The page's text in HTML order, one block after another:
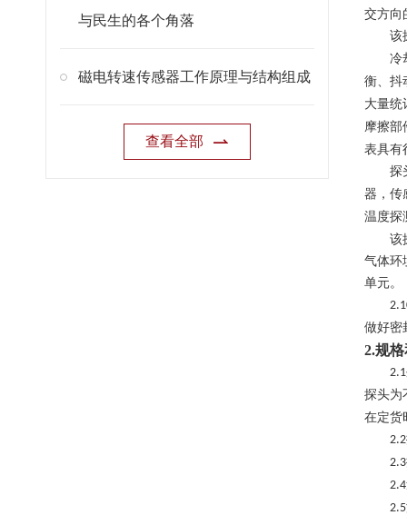
与民生的各个角落
磁电转速传感器工作原理与结构组成
查看全部
交方向
该
冷
衡、抖
大量统
摩擦部
表具有
探
器，传
温度探
该
气体环
单元。
做好密
2.规
2.1
探头为
在定货
2.2
2.3
2.4
2.5